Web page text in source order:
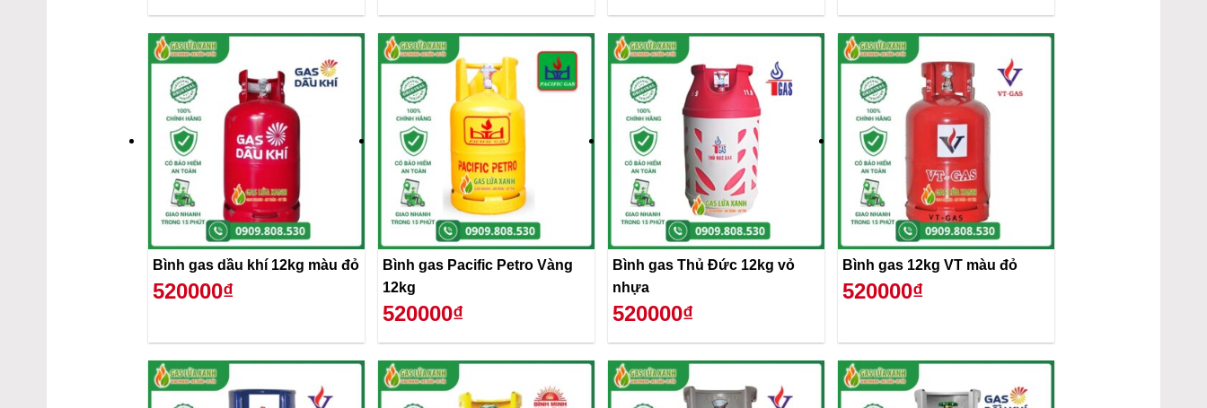
Bình gas dầu khí 12kg màu đỏ
520000₫
Bình gas Pacific Petro Vàng
12kg
520000₫
Bình gas Thủ Đức 12kg vỏ
nhựa
520000₫
Bình gas 12kg VT màu đỏ
520000₫